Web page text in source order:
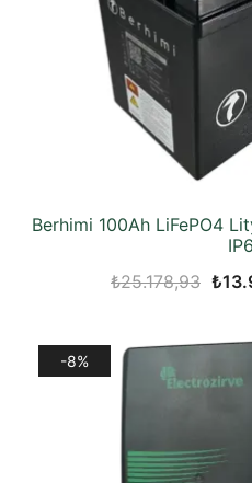
Berhimi 100Ah LiFePO4
₺25.178,93 ₺
-8%